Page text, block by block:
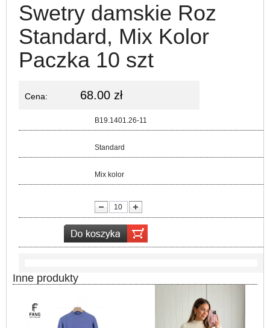
Swetry damskie Roz
Standard, Mix Kolor
Paczka 10 szt
Cena: 68.00 zł
B19.1401.26-11
Standard
Mix kolor
Inne produkty